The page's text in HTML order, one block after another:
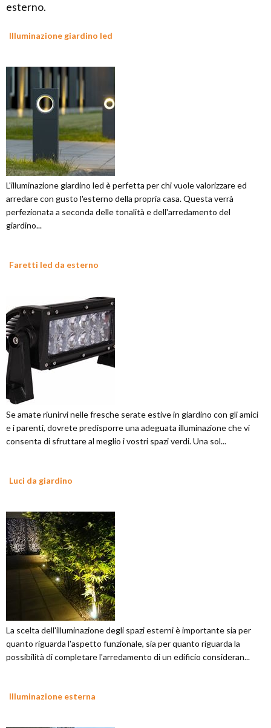
esterno.
Illuminazione giardino led
L'illuminazione giardino led è perfetta per chi vuole valorizzare ed
arredare con gusto l'esterno della propria casa. Questa verrà
perfezionata a seconda delle tonalità e dell'arredamento del
giardino...
Faretti led da esterno
Se amate riunirvi nelle fresche serate estive in giardino con gli amici
e i parenti, dovrete predisporre una adeguata illuminazione che vi
consenta di sfruttare al meglio i vostri spazi verdi. Una sol...
Luci da giardino
La scelta dell'illuminazione degli spazi esterni è importante sia per
quanto riguarda l'aspetto funzionale, sia per quanto riguarda la
possibilità di completare l'arredamento di un edificio consideran...
Illuminazione esterna